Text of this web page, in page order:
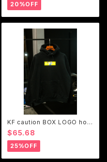
20%OFF
KF caution BOX LOGO hoo
die
$65.68
25%OFF